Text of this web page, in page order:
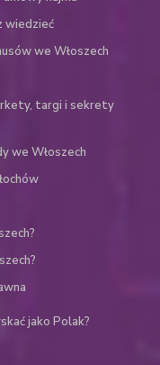
wiedzieć
we Włoszech
targi i sekrety
we Włoszech
jako Polak?